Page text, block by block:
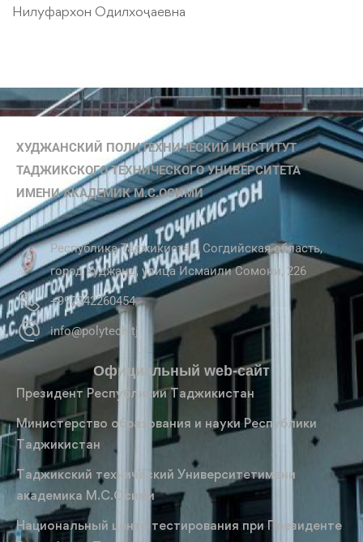
Нилуфархон Одилхоҷаевна
ХУДЖАНСКИЙ ПОЛИТЕХНИЧЕСКИЙ ИНСТИТУТ
ТАДЖИКСКОГО ТЕХНИЧЕСКОГО УНИВЕРСИТЕТА
ИМЕНИ АКАДЕМИК М.С.ОСИМИ
Республика Таджикистан, Согдийская область,
город Худжанд, улица Исмаили Сомони, 226
+992342260454
info@polytech.tj
Официальный web-сайт
Президент Республикии Таджикистан
Министерство образования и науки Республики
Таджикистан
Таджикский технический Университетимени
академика М.С.Осими
Национальный центр тестирования при Президенте